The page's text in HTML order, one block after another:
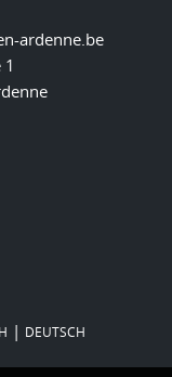
ardenne.be
| DEUTSCH